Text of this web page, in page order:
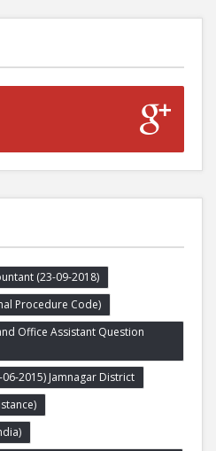
(23-09-2018)
Procedure Code)
Office Assistant Question
2015) Jamnagar District